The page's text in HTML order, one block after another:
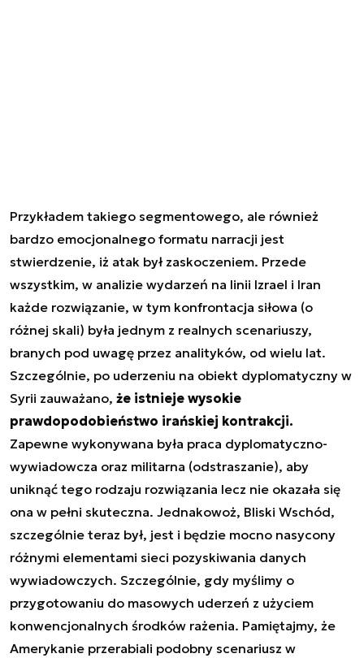
Przykładem takiego segmentowego, ale również
bardzo emocjonalnego formatu narracji jest
stwierdzenie, iż atak był zaskoczeniem. Przede
wszystkim, w analizie wydarzeń na linii Izrael i Iran
każde rozwiązanie, w tym konfrontacja siłowa (o
różnej skali) była jednym z realnych scenariuszy,
branych pod uwagę przez analityków, od wielu lat.
Szczególnie, po uderzeniu na obiekt dyplomatyczny w
Syrii zauważano, że istnieje wysokie
prawdopodobieństwo irańskiej kontrakcji.
Zapewne wykonywana była praca dyplomatyczno-
wywiadowcza oraz militarna (odstraszanie), aby
uniknąć tego rodzaju rozwiązania lecz nie okazała się
ona w pełni skuteczna. Jednakowoż, Bliski Wschód,
szczególnie teraz był, jest i będzie mocno nasycony
różnymi elementami sieci pozyskiwania danych
wywiadowczych. Szczególnie, gdy myślimy o
przygotowaniu do masowych uderzeń z użyciem
konwencjonalnych środków rażenia. Pamiętajmy, że
Amerykanie przerabiali podobny scenariusz w